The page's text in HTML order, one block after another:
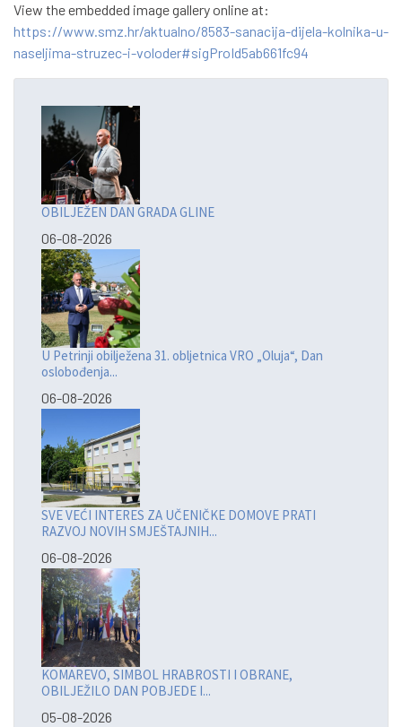
View the embedded image gallery online at:
https://www.smz.hr/aktualno/8583-sanacija-dijela-kolnika-u-
naseljima-struzec-i-voloder#sigProId5ab661fc94
OBILJEŽEN DAN GRADA GLINE
06-08-2026
U Petrinji obilježena 31. obljetnica VRO „Oluja“, Dan
oslobođenja...
06-08-2026
SVE VEĆI INTERES ZA UČENIČKE DOMOVE PRATI
RAZVOJ NOVIH SMJEŠTAJNIH...
06-08-2026
KOMAREVO, SIMBOL HRABROSTI I OBRANE,
OBILJEŽILO DAN POBJEDE I...
05-08-2026